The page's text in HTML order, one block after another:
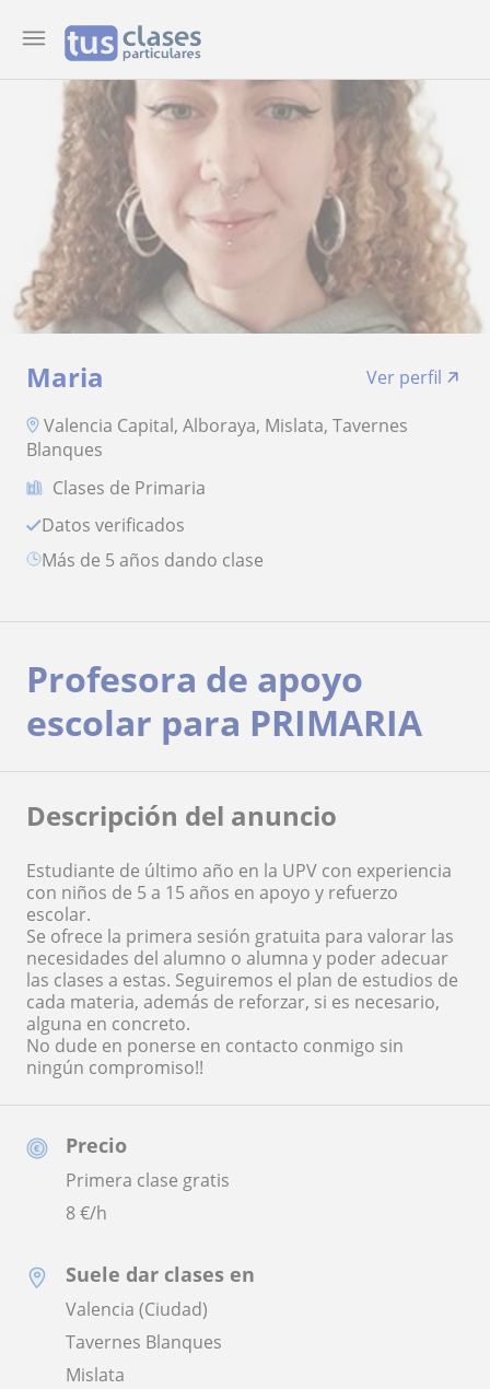
Maria
Ver perfil
Valencia Capital, Alboraya, Mislata, Tavernes
Blanques
Clases de Primaria
Datos verificados
más de 5 años dando clase
Precio
Primera clase gratis
8€/h
Suele dar clases en
Valencia (Ciudad)
Tavernes Blanques
Mislata
Profesora de apoyo
escolar para PRIMARIA
Descripción del anuncio
Estudiante de último año en la UPV con experiencia
con niños de 5 a 15 años en apoyo y refuerzo
escolar.
Se ofrece la primera sesión gratuita para valorar las
necesidades del alumno o alumna y poder adecuar
las clases a estas. Seguiremos el plan de estudios de
cada materia, además de reforzar, si es necesario,
alguna en concreto.
No dude en ponerse en contacto conmigo sin
ningún compromiso!!